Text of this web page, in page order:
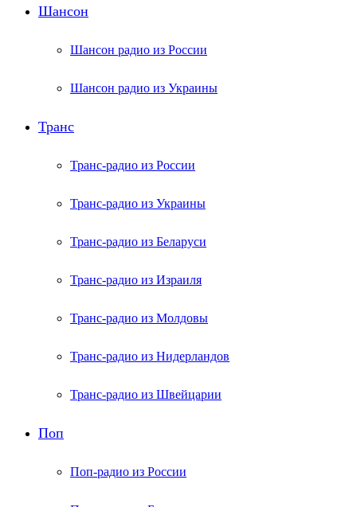
Шансон
Шансон радио из России
Шансон радио из Украины
Транс
Транс-радио из России
Транс-радио из Украины
Транс-радио из Беларуси
Транс-радио из Израиля
Транс-радио из Молдовы
Транс-радио из Нидерландов
Транс-радио из Швейцарии
Поп
Поп-радио из России